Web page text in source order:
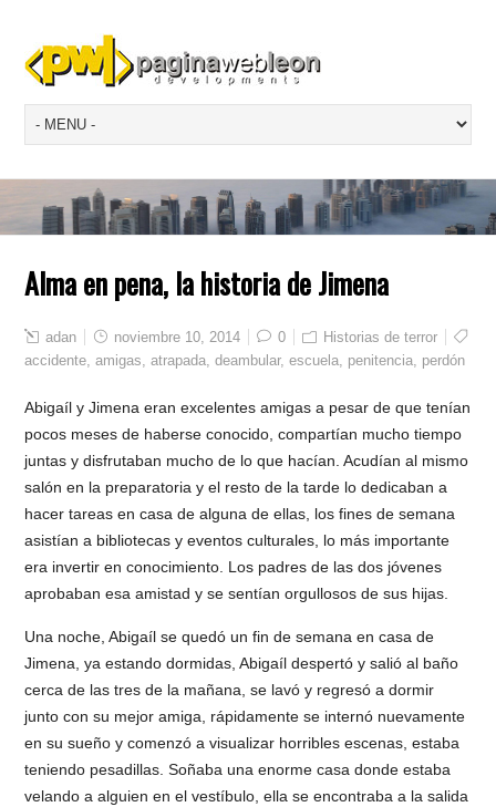
Alma en pena, la historia de Jimena
adan noviembre 10, 2014 0
Historias de terror
accidente ,amigas ,atrapada ,deambular,escuela penitencia perdón
Abigaíl y Jimena eran excelentes amigas a pesar de que tenían
pocos meses de haberse conocido, compartían mucho tiempo
juntas y disfrutaban mucho de lo que hacían. Acudían al mismo
salón en la preparatoria y el resto de la tarde lo dedicaban a
hacer tareas en casa de alguna de ellas, los fines de semana
asistían a bibliotecas y eventos culturales, lo más importante
era invertir en conocimiento. Los padres de las dos jóvenes
aprobaban esa amistad y se sentían orgullosos de sus hijas.
Una noche, Abigaíl se quedó un fin de semana en casa de
Jimena, ya estando dormidas, Abigaíl despertó y salió al baño
cerca de las tres de la mañana, se lavó y regresó a dormir
junto con su mejor amiga, rápidamente se internó nuevamente
en su sueño y comenzó a visualizar horribles escenas, estaba
teniendo pesadillas. Soñaba una enorme casa donde estaba
velando a alguien en el vestíbulo, ella se encontraba a la salida